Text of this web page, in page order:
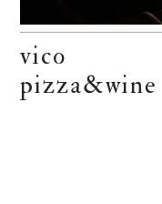
vico
pizza&wine